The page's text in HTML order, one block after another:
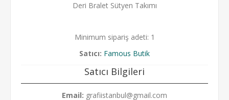
Deri Bralet Sütyen Takımı
Minimum sipariş adeti: 1
Satıcı: Famous Butik
Satıcı Bilgileri
Email: grafiistanbul@gmail.com